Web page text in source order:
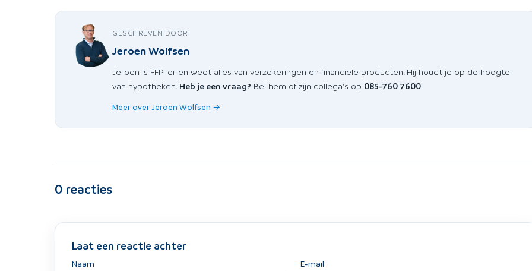
GESCHREVEN DOOR
Jeroen Wolfsen
Jeroen is FFP-er en weet alles van verzekeringen en financiele producten. Hij houdt je op de hoogte
van hypotheken. Heb je een vraag? Bel hem of zijn collega's op 085-760 7600
Meer over Jeroen Wolfsen →
0 reacties
Laat een reactie achter
Naam E-mail